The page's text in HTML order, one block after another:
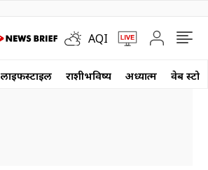
AQI
लाईफस्टाईल राशीभविष्य अध्यात्म वेब